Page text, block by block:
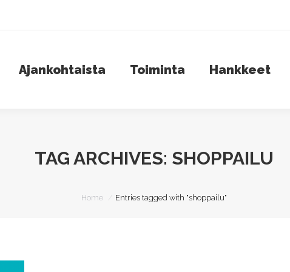
Ajankohtaista Toiminta Hankkeet
TAG ARCHIVES: SHOPPAILU
You are here:
Home Entries tagged with "shoppailu"